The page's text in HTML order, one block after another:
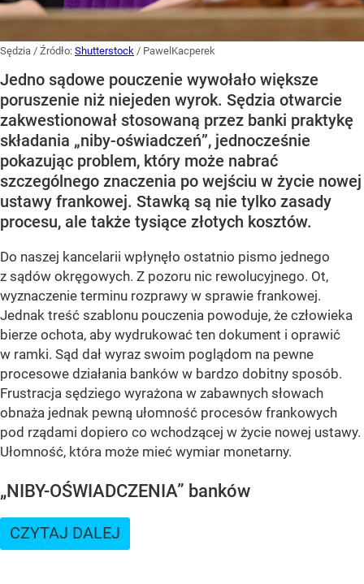
Sędzia / Źródło: Shutterstock / PawelKacperek
Jedno sądowe pouczenie wywołało większe
poruszenie niż niejeden wyrok. Sędzia otwarcie
zakwestionował stosowaną przez banki praktykę
składania „niby-oświadczeń”, jednocześnie
pokazując problem, który może nabrać
szczególnego znaczenia po wejściu w życie nowej
ustawy frankowej. Stawką są nie tylko zasady
procesu, ale także tysiące złotych kosztów.
Do naszej kancelarii wpłynęło ostatnio pismo jednego
z sądów okręgowych. Z pozoru nic rewolucyjnego. Ot,
wyznaczenie terminu rozprawy w sprawie frankowej.
Jednak treść szablonu pouczenia powoduje, że człowieka
bierze ochota, aby wydrukować ten dokument i oprawić
w ramki. Sąd dał wyraz swoim poglądom na pewne
procesowe działania banków w bardzo dobitny sposób.
Frustracja sędziego wyrażona w zabawnych słowach
obnaża jednak pewną ułomność procesów frankowych
pod rządami dopiero co wchodzącej w życie nowej ustawy.
Ułomność, która może mieć wymiar monetarny.
„NIBY-OŚWIADCZENIA” banków
CZYTAJ DALEJ